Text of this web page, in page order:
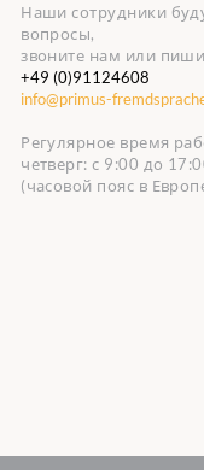
Наши сотрудники
вопросы,
звоните нам или
+49 (0)91124608
info@primus-
Регулярное время
четверг: с 9:00 до
(часовой пояс в